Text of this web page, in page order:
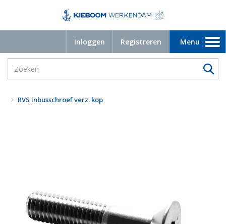
Inloggen Registreren
Toggle
navigation
Menu
RVS inbusschroef verz. kop